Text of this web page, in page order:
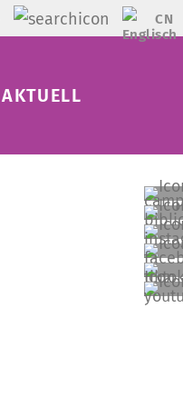
CN
AKTUELL